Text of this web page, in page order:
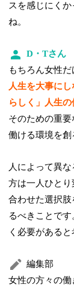
スを感じにく
ね。
D・Tさん
もちろん女性だ
人生を大事に
らしく」人生
そのための重
働ける環境を創
人によって異
方は一人ひと
合わせた選択
るべきことで
く必要があると
編集部
女性の方々の